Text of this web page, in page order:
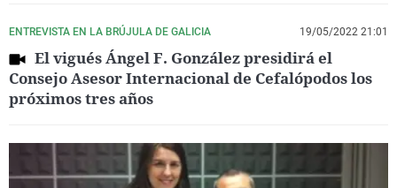
ENTREVISTA EN LA BRÚJULA DE GALICIA 19/05/2022 21:01
El vigués Ángel F. González presidirá el
Consejo Asesor Internacional de Cefalópodos los
próximos tres años